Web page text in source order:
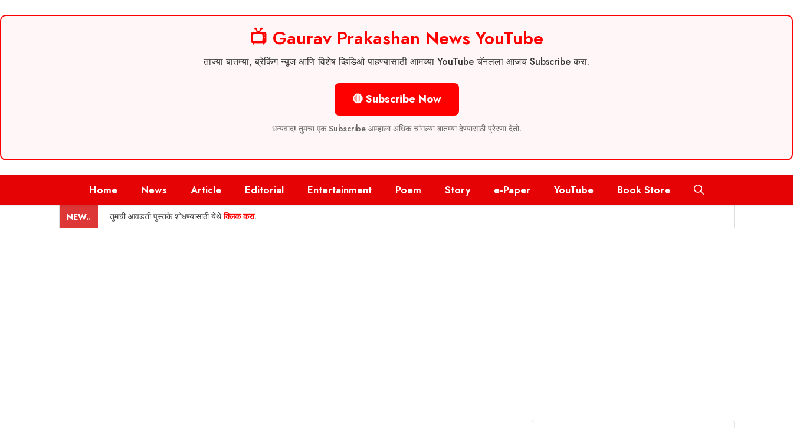
📺 Gaurav Prakashan News YouTube
ताज्या बातम्या, ब्रेकिंग न्यूज आणि विशेष व्हिडिओ पाहण्यासाठी आमच्या YouTube चॅनलला आजच Subscribe करा.
🔴 Subscribe Now
धन्यवाद! तुमचा एक Subscribe आम्हाला अधिक चांगल्या बातम्या देण्यासाठी प्रेरणा देतो.
Home News Article Editorial Entertainment Poem Story e-Paper YouTube Book Store
NEW.. तुमची आवडती पुस्तके शोधण्यासाठी येथेक्लिक करा.